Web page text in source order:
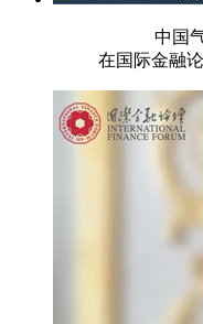
中国
在国际金融